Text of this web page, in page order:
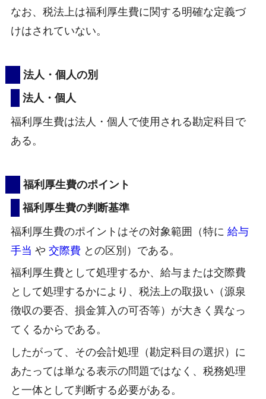
なお、税法上は福利厚生費に関する明確な定義づ
けはされていない。
法人・個人の別
法人・個人
福利厚生費は法人・個人で使用される勘定科目で
ある。
福利厚生費のポイント
福利厚生費の判断基準
福利厚生費のポイントはその対象範囲（特に 給与
手当 や 交際費 との区別）である。
福利厚生費として処理するか、給与または交際費
として処理するかにより、税法上の取扱い（源泉
徴収の要否、損金算入の可否等）が大きく異なっ
てくるからである。
したがって、その会計処理（勘定科目の選択）に
あたっては単なる表示の問題ではなく、税務処理
と一体として判断する必要がある。